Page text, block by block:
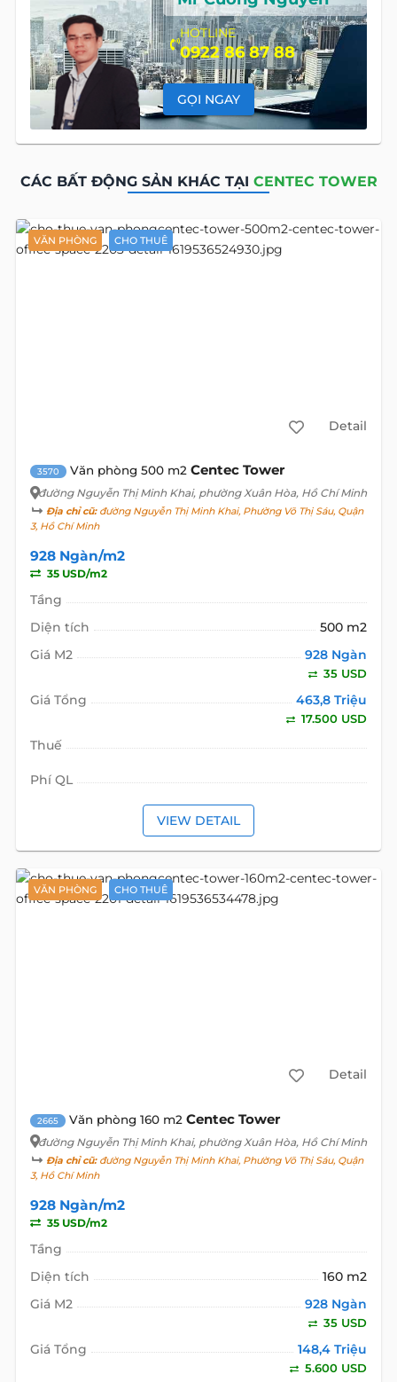
HOTLINE
0922 86 87 88
GỌI NGAY
CÁC BẤT ĐỘNG SẢN KHÁC TẠI CENTEC TOWER
VĂN PHÒNG CHO THUÊ
Detail
3570 Văn phòng 500 m2 Centec Tower
đường Nguyễn Thị Minh Khai, phường Xuân Hòa, Hồ Chí Minh
Địa chỉ cũ:đường Nguyễn Thị Minh Khai, Phường Võ Thị Sáu, Quận
3, Hồ Chí Minh
928 Ngàn/m2
35 USD/m2
Tầng
Diện tích
500 m2
Giá M2
928 Ngàn
35 USD
Giá Tổng 463,8 Triệu
17.500 USD
Thuế
Phí QL
VIEW DETAIL
VĂN PHÒNG CHO THUÊ
Detail
2665 Văn phòng 160 m2 Centec Tower
đường Nguyễn Thị Minh Khai, phường Xuân Hòa, Hồ Chí Minh
Địa chỉ cũ:đường Nguyễn Thị Minh Khai, Phường Võ Thị Sáu, Quận
3, Hồ Chí Minh
928 Ngàn/m2
35 USD/m2
Tầng
Diện tích
160 m2
Giá M2
928 Ngàn
35 USD
Giá Tổng 148,4 Triệu
5.600 USD